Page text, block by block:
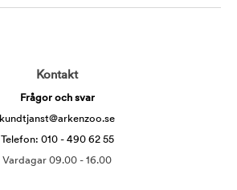
Kontakt
Frågor och svar
kundtjanst@arkenzoo.se
Telefon: 010 - 490 62 55
Vardagar 09.00 - 16.00